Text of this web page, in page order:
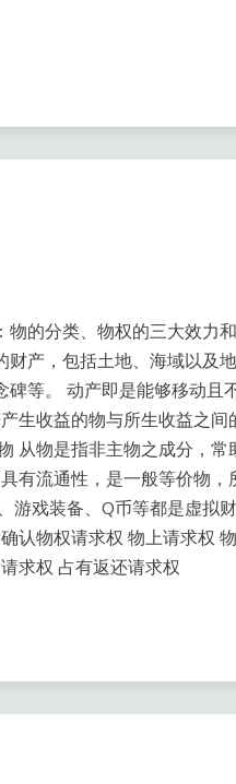
物的分类、物权的三大效力
财产，包括土地、海域以及
等。 动产即是能够移动且
生收益的物与所生收益之
从物是指非主物之成分，常
有流通性，是一般等价物，
游戏装备、Q币等都是虚拟
认物权请求权 物上请求权
求权 占有返还请求权